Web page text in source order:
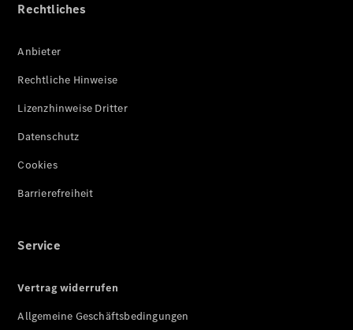
Rechtliches
Anbieter
Rechtliche Hinweise
Lizenzhinweise Dritter
Datenschutz
Cookies
Barrierefreiheit
Service
Vertrag widerrufen
Allgemeine Geschäftsbedingungen